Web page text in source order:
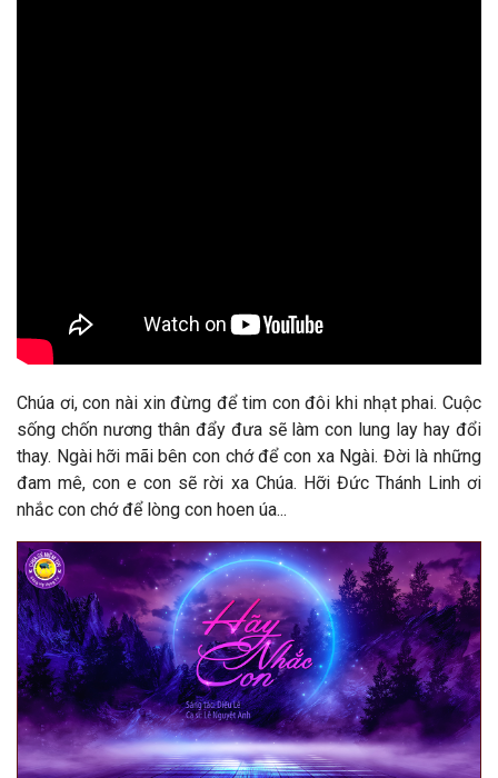
Chúa ơi, con nài xin đừng để tim con đôi khi nhạt phai. Cuộc
sống chốn nương thân đẩy đưa sẽ làm con lung lay hay đổi
thay. Ngài hỡi mãi bên con chớ để con xa Ngài. Đời là những
đam mê, con e con sẽ rời xa Chúa. Hỡi Đức Thánh Linh ơi
nhắc con chớ để lòng con hoen úa...